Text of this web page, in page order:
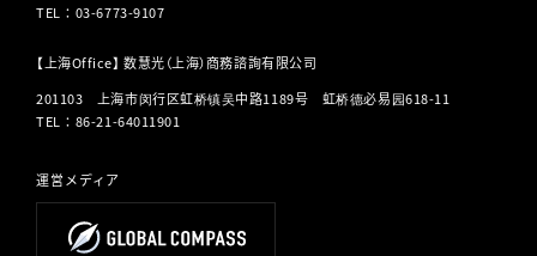
TEL ： 03-6773-9107
【上海Office】 数慧光（上海）商務諮詢有限公司
201103 上海市闵行区虹桥镇吴中路1189号 虹桥德必易园618-11
TEL ： 86-21-64011901
運営メディア